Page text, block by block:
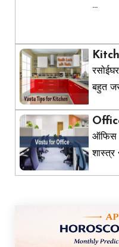
...
बहुत
ऑफिस
शास्त्र